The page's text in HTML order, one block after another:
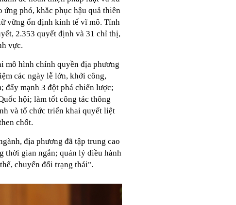
phó, khắc phục hậu quả thiên
vững ổn định kinh tế vĩ mô. Tính
2.353 quyết định và 31 chỉ thị,
vực.
mô hình chính quyền địa phương
các ngày lễ lớn, khởi công,
đẩy mạnh 3 đột phá chiến lược;
hội; làm tốt công tác thông
và tổ chức triển khai quyết liệt
chốt.
địa phương đã tập trung cao
thời gian ngắn; quản lý điều hành
chuyển đổi trạng thái".